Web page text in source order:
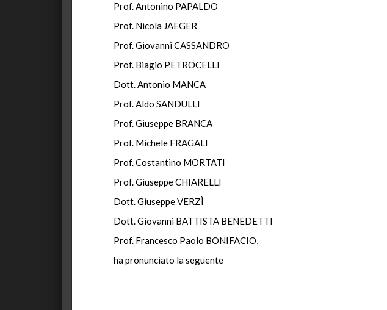
Prof. Antonino PAPALDO
Prof. Nicola JAEGER
Prof. Giovanni CASSANDRO
Prof. Biagio PETROCELLI
Dott. Antonio MANCA
Prof. Aldo SANDULLI
Prof. Giuseppe BRANCA
Prof. Michele FRAGALI
Prof. Costantino MORTATI
Prof. Giuseppe CHIARELLI
Dott. Giuseppe VERZÌ
Dott. Giovanni BATTISTA BENEDETTI
Prof. Francesco Paolo BONIFACIO,
ha pronunciato la seguente